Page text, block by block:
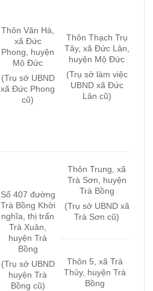
Thôn Văn Hà,
xã Đức
Phong, huyện
Mộ Đức
(Trụ sở UBND
xã Đức Phong
cũ)
Thôn Thạch Trụ
Tây, xã Đức Lân,
huyện Mộ Đức
(Trụ sở làm việc
UBND xã Đức
Lân cũ)
Số 407 đường
Trà Bồng Khởi
nghĩa, thị trấn
Trà Xuân,
huyện Trà
Bồng
(Trụ sở UBND
huyện Trà
Bồng cũ)
Thôn Trung, xã
Trà Sơn, huyện
Trà Bồng
(Trụ sở UBND xã
Trà Sơn cũ)
Thôn 5, xã Trà
Thủy, huyện Trà
Bồng